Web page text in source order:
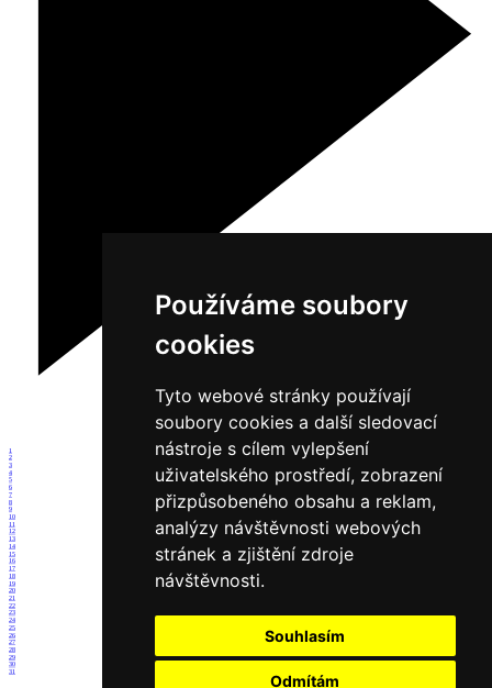
Používáme soubory
cookies
Tyto webové stránky používají
soubory cookies a další sledovací
nástroje s cílem vylepšení
uživatelského prostředí, zobrazení
přizpůsobeného obsahu a reklam,
analýzy návštěvnosti webových
stránek a zjištění zdroje
návštěvnosti.
Souhlasím
Odmítám
1
2
3
4
5
6
7
8
9
10
11
12
13
14
15
16
17
18
19
20
21
22
23
24
25
26
27
28
29
30
31